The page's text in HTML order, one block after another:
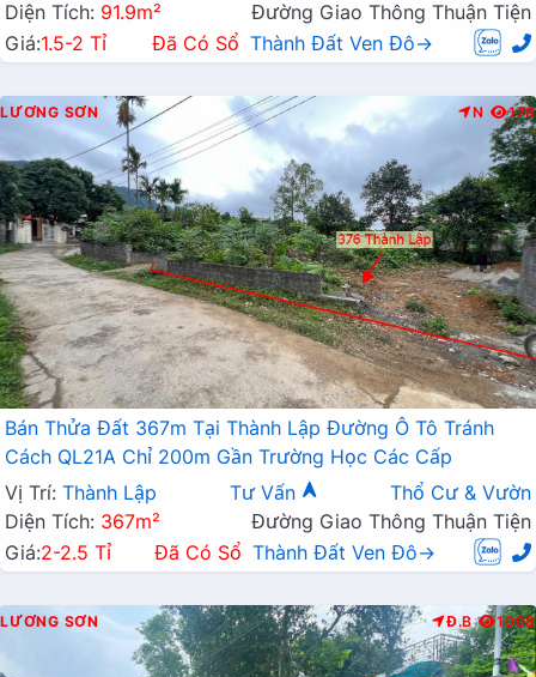
Diện Tích: 91.9m²
Đường Giao Thông Thuận Tiện
Giá:1.5-2 Tỉ Đã Có Sổ Thành Đất Ven Đô→
LƯƠNG SƠN N 179
Bán Thửa Đất 367m Tại Thành Lập Đường Ô Tô Tránh
Cách QL21A Chỉ 200m Gần Trường Học Các Cấp
Vị Trí: Thành Lập Tư Vấn
Thổ Cư & Vườn
Diện Tích: 367m²
Đường Giao Thông Thuận Tiện
Giá:2-2.5 Tỉ Đã Có Sổ Thành Đất Ven Đô→
LƯƠNG SƠN Đ.B 1008